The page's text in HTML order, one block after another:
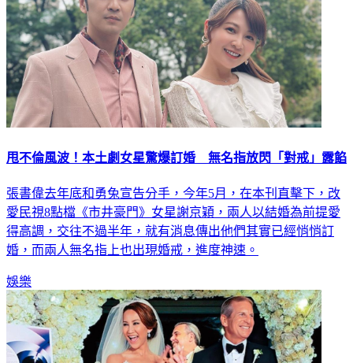
甩不倫風波！本土劇女星驚爆訂婚 無名指放閃「對戒」露餡
張書偉去年底和勇兔宣告分手，今年5月，在本刊直擊下，改
愛民視8點檔《市井豪門》女星謝京穎，兩人以結婚為前提愛
得高調，交往不過半年，就有消息傳出他們其實已經悄悄訂
婚，而兩人無名指上也出現婚戒，進度神速。
娛樂